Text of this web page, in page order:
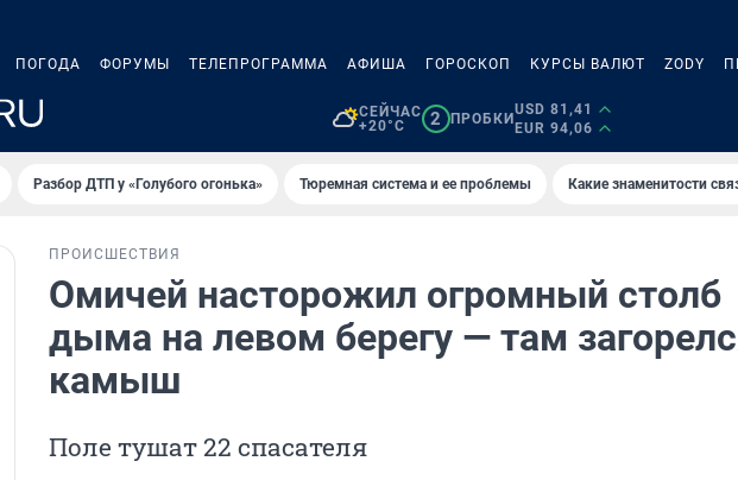
ПОГОДА ФОРУМЫ ТЕЛЕПРОГРАММА АФИША ГОРОСКОП КУРСЫ ВАЛЮТ ZODY
СЕЙЧАС
+20°C
2 ПРОБКИ
USD 81,41
EUR 94,06
Разбор ДТП у «Голубого огонька» Тюремная система и ее проблемы Какие знаменитости
ПРОИСШЕСТВИЯ
Омичей насторожил огромный столб
дыма на левом берегу — там
камыш
Поле тушат 22 спасателя